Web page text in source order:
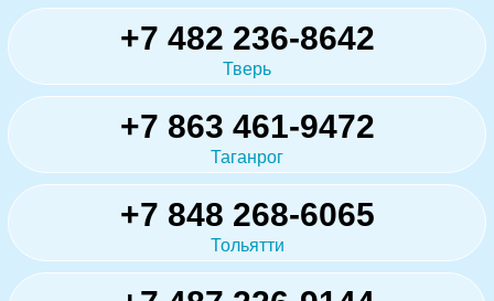
+7 482 236-8642
Тверь
+7 863 461-9472
Таганрог
+7 848 268-6065
Тольятти